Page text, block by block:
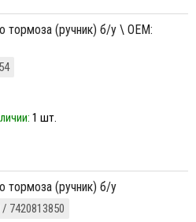
1 шт.
тормоза (ручник) б/у
7420813850